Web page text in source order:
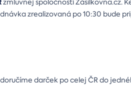
zmluvnej spoločnosti Zásilkovna.cz.
zrealizovaná po 10:30 bude
darček po celej ČR do